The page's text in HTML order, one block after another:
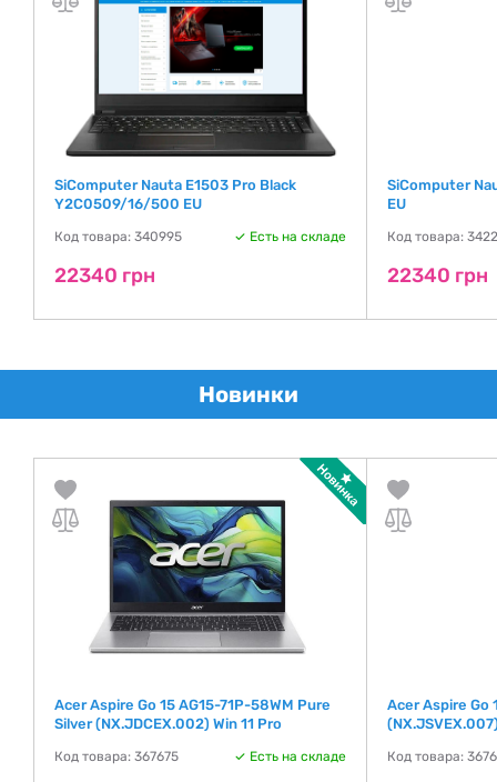
SiComputer Nauta E1503 Pro Black
Y2C0509/16/500 EU
Код товара: 340995 Есть на складе
22340 грн
SiComputer
EU
Код товара:
22340 грн
Новинки
Acer Aspire Go 15 AG15-71P-58WM Pure
Silver (NX.JDCEX.002) Win 11 Pro
Код товара: 367675 Есть на складе
Acer Aspire Go
Код товара: